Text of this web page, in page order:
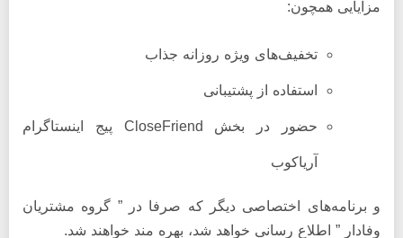
مزایایی همچون:
تخفیف‌های ویژه روزانه جذاب
استفاده از پشتیبانی
حضور در بخش CloseFriend پیج اینستاگرام
آریاکوب
و برنامه‌های اختصاصی دیگر که صرفا در ” گروه مشتریان
وفادار ” اطلاع رسانی خواهد شد، بهره مند خواهند شد.